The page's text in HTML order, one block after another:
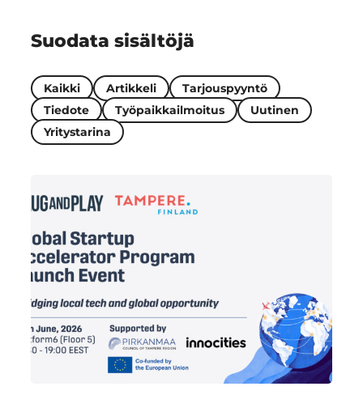
Suodata sisältöjä
Kaikki Artikkeli
Tarjouspyyntö
Tiedote
Työpaikkailmoitus
Uutinen
Yritystarina